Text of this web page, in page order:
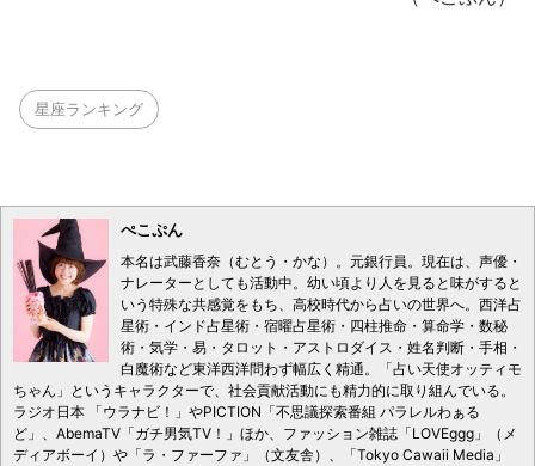
星座ランキング
ぺこぷん
本名は武藤香奈（むとう・かな）。元銀行員。現在は、声優・
ナレーターとしても活動中。幼い頃より人を見ると味がすると
いう特殊な共感覚をもち、高校時代から占いの世界へ。西洋占
星術・インド占星術・宿曜占星術・四柱推命・算命学・数秘
術・気学・易・タロット・アストロダイス・姓名判断・手相・
白魔術など東洋西洋問わず幅広く精通。「占い天使オッティモ
ちゃん」というキャラクターで、社会貢献活動にも精力的に取り組んでいる。
ラジオ日本 「ウラナビ！」やPICTION「不思議探索番組 パラレルわぁる
ど」、AbemaTV「ガチ男気TV！」ほか、ファッション雑誌「LOVEggg」（メ
ディアボーイ）や「ラ・ファーファ」（文友舎）、「Tokyo Cawaii Media」